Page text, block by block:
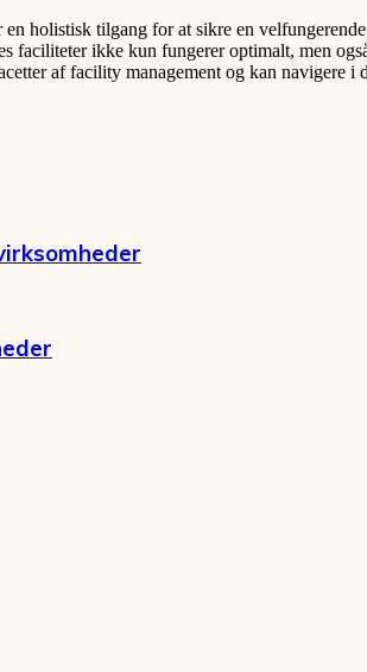
holistisk tilgang for at sikre en
faciliteter ikke kun fungerer optimalt, men
af facility management og kan navigere i